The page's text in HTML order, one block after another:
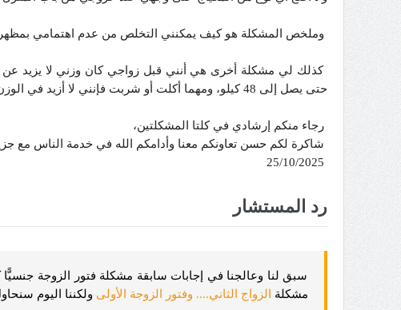
وملخص المشكلة هو كيف يمكنني التخلص من عدم اهتمامي
حتى يصل إلى 48 كيلو، ومهما أكلت أو شربت فإنني لا أزيد في الوزن، وزوجي يرغب في أن أكون بالعامية
رجاء منكم إرشادي في كلتا المشكلتين،
شاكرة لكم حسن تعاونكم معنا وأدامكم الله في خدمة الناس مع
رد المستشار
سبق لنا وعالجنا في إجابات سابقة مشكلة فتور الزوجة
مشكلة
الزواج الثاني.... وفتور الزوجة الأولى ولكننا اليوم